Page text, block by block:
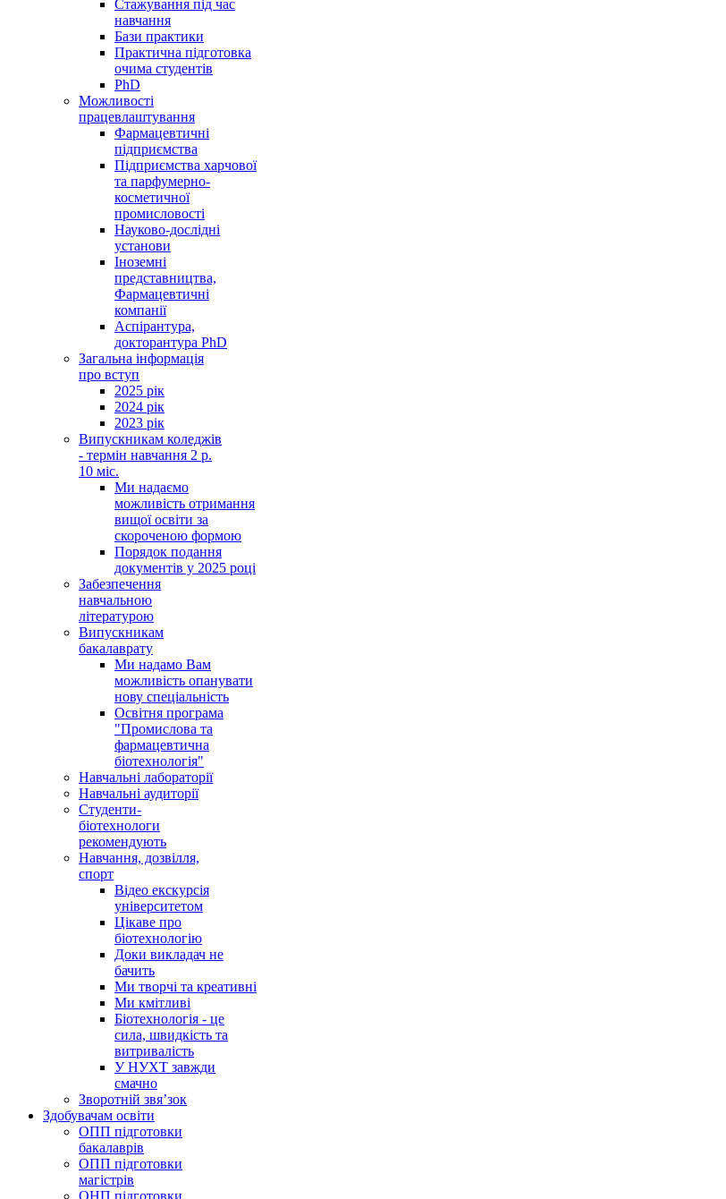
Стажування під час
навчання
Бази практики
Практична підготовка
очима студентів
PhD
Можливості
працевлаштування
Фармацевтичні
підприємства
Підприємства харчової
та парфумерно-
косметичної
промисловості
Науково-дослідні
установи
Іноземні
представництва,
Фармацевтичні
компанії
Аспірантура,
докторантура PhD
Загальна інформація
про вступ
2025 рік
2024 рік
2023 рік
Випускникам коледжів
- термін навчання 2 р.
10 міс.
Ми надаємо
можливість отримання
вищої освіти за
скороченою формою
Порядок подання
документів у 2025 році
Забезпечення
навчальною
літературою
Випускникам
бакалаврату
Ми надамо Вам
можливість опанувати
нову спеціальність
Освітня програма
"Промислова та
фармацевтична
біотехнологія"
Навчальні лабораторії
Навчальні аудиторії
Студенти-
біотехнологи
рекомендують
Навчання, дозвілля,
спорт
Відео екскурсія
університетом
Цікаве про
біотехнологію
Доки викладач не
бачить
Ми творчі та креативні
Ми кмітливі
Біотехнологія - це
сила, швидкість та
витривалість
У НУХТ завжди
смачно
Зворотній звя’зок
Здобувачам освіти
ОПП підготовки
бакалаврів
ОПП підготовки
магістрів